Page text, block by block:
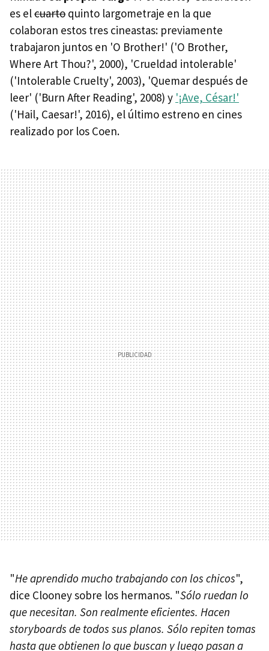
es elcuarto quinto largometraje en la que
colaboran estos tres cineastas: previamente
trabajaron juntos en 'O Brother!' ('O Brother,
Where Art Thou?', 2000), 'Crueldad intolerable'
('Intolerable Cruelty', 2003), 'Quemar después de
leer' ('Burn After Reading', 2008) y '¡Ave, César!'
('Hail, Caesar!', 2016), el último estreno en cines
realizado por los Coen.
"He aprendido mucho trabajando con los chicos",
dice Clooney sobre los hermanos. "Sólo ruedan lo
que necesitan. Son realmente eficientes. Hacen
storyboards de todos sus planos. Sólo repiten tomas
hasta que obtienen lo que buscan y luego pasan a